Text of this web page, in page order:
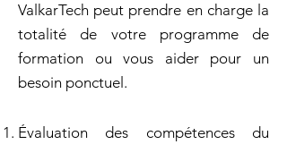
ValkarTech peut prendre en charge la
totalité de votre programme de
formation ou vous aider pour un
besoin ponctuel.
Évaluation des compétences du